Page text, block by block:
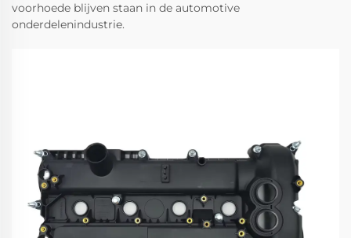
voorhoede blijven staan in de automotive
onderdelenindustrie.